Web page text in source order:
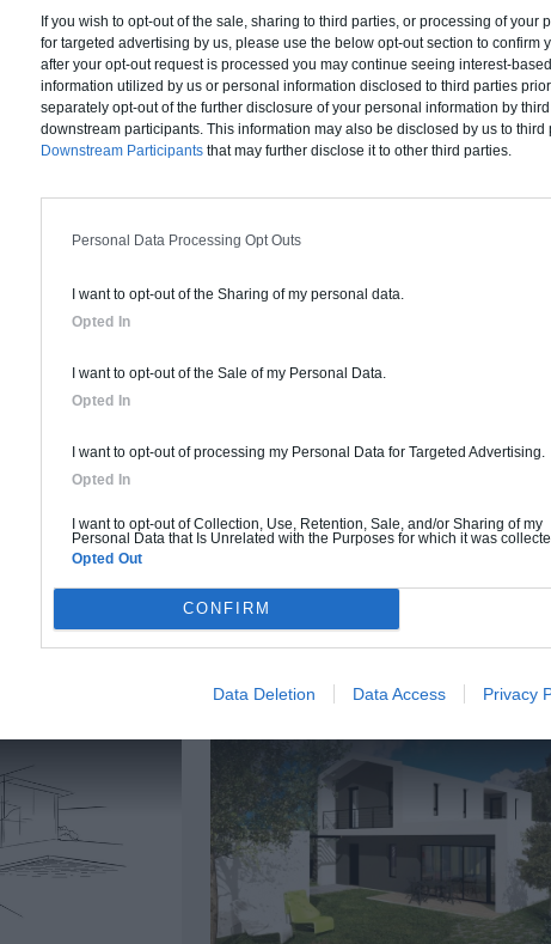
If you wish to opt-out of the sale, sharing to third parties, or processing of your
for targeted advertising by us, please use the below opt-out section to confirm
after your opt-out request is processed you may continue seeing interest-
information utilized by us or personal information disclosed to third parties
separately opt-out of the further disclosure of your personal information by third
downstream participants. This information may also be disclosed by us to third
Downstream Participants that may further disclose it to other third parties.
Personal Data Processing Opt Outs
I want to opt-out of the Sharing of my personal data.
Opted In
I want to opt-out of the Sale of my Personal Data.
Opted In
I want to opt-out of processing my Personal Data for Targeted Advertising.
Opted In
I want to opt-out of Collection, Use, Retention, Sale, and/or Sharing of my
Personal Data that Is Unrelated with the Purposes for which it was
Opted Out
CONFIRM
Data Deletion Data Access Privacy
Auto-construction Clos couvert
et
en brique,
haut de
le gros
(cuisine,
jardin
Construction ossature bois
Chiffrage estimatif pour : Fondations
ossature bois isolé. Finitions haut de
oeuvre et le second oeuvre (cuisine,
219 000€ TTC